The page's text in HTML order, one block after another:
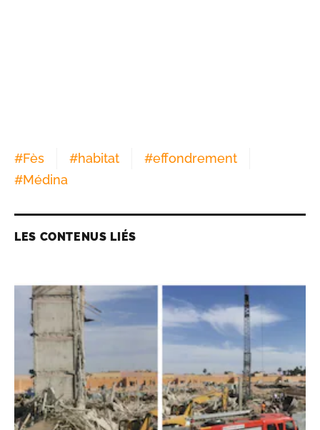
#Fès #habitat #effondrement
#Médina
LES CONTENUS LIÉS